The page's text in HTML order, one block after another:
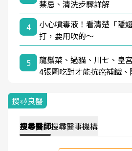
禁忌、清洗步驟詳解
4
小心噴毒液！看清楚「隱
打，要用吹的～
5
龍鬚菜、過貓、川七、皇
4張圖吃對才能抗癌補鐵、
搜尋良醫
搜尋醫師搜尋醫事機構